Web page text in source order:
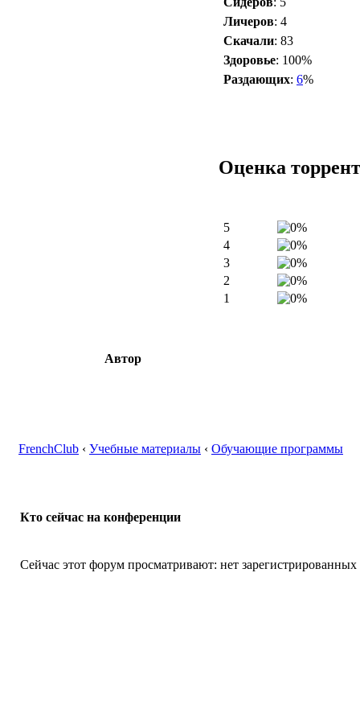
Личеров: 4
Скачали: 83
Здоровье: 100%
Раздающих: 6%
Оценка
5
4
3
2
1
Автор
FrenchClub ‹ Учебные материалы ‹ Обучающие программы
Кто сейчас на конференции
Сейчас этот форум просматривают: нет зарегистрированных